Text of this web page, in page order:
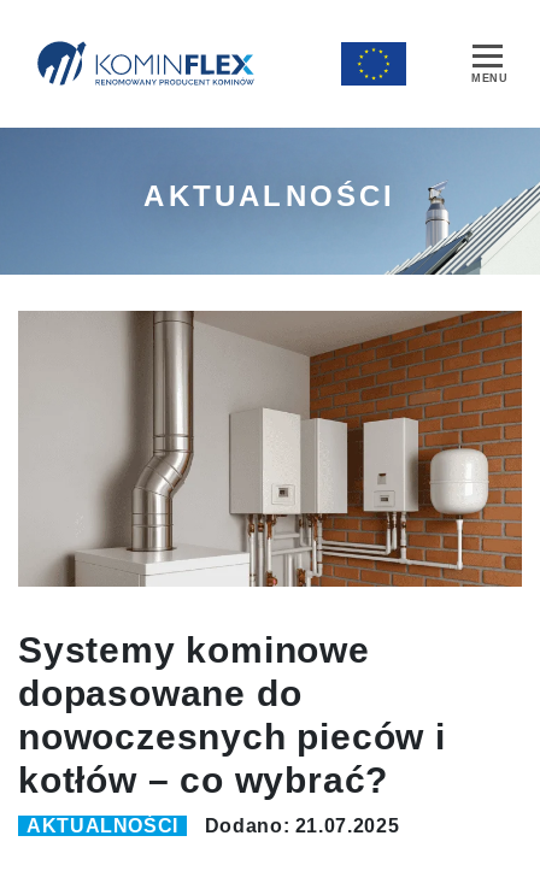
Main Navigation
AKTUALNOŚCI
Systemy kominowe
dopasowane do
nowoczesnych pieców i
kotłów – co wybrać?
AKTUALNOŚCI Dodano: 21.07.2025